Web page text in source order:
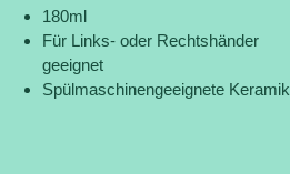
180ml
Für Links- oder Rechtshänder
geeignet
Spülmaschinengeeignete Keramik